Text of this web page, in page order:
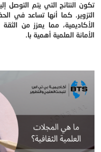
تكون النتائج التي يتم التوصل
التزوير. كما أنها تساعد في
الأكاديمية، مما يعزز من
الأمانة العلمية أهمية با.